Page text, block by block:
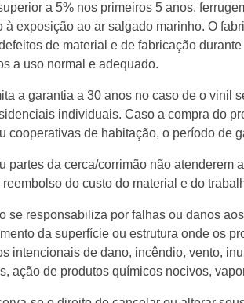
a 5% nos primeiros 5 anos,
à exposição ao ar salgado marinho. O
de material e de fabricação
a uso normal e adequado.
a garantia a 30 anos no caso de o vinil
individuais. Caso a compra do
cooperativas de habitação, o período de
partes da cerca/corrimão não atenderem
do custo do material e do
se responsabiliza por falhas ou danos
da superfície ou estrutura onde os
intencionais de dano, incêndio, vento,
ação de produtos químicos nocivos,